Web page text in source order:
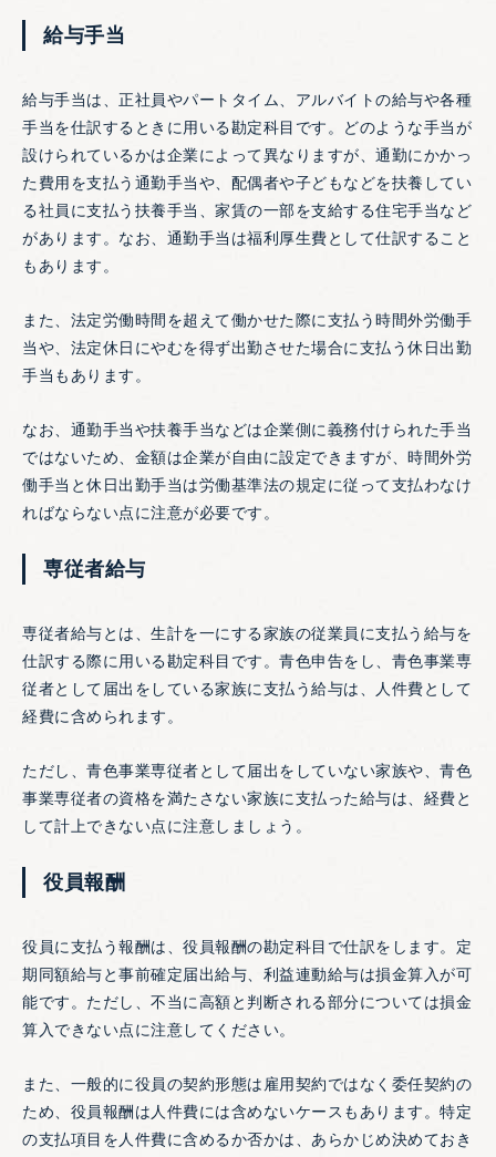
給与手当
給与手当は、正社員やパートタイム、アルバイトの給与や各種
手当を仕訳するときに用いる勘定科目です。どのような手当が
設けられているかは企業によって異なりますが、通勤にかかっ
た費用を支払う通勤手当や、配偶者や子どもなどを扶養してい
る社員に支払う扶養手当、家賃の一部を支給する住宅手当など
があります。なお、通勤手当は福利厚生費として仕訳すること
もあります。
また、法定労働時間を超えて働かせた際に支払う時間外労働手
当や、法定休日にやむを得ず出勤させた場合に支払う休日出勤
手当もあります。
なお、通勤手当や扶養手当などは企業側に義務付けられた手当
ではないため、金額は企業が自由に設定できますが、時間外労
働手当と休日出勤手当は労働基準法の規定に従って支払わなけ
ればならない点に注意が必要です。
専従者給与
専従者給与とは、生計を一にする家族の従業員に支払う給与を
仕訳する際に用いる勘定科目です。青色申告をし、青色事業専
従者として届出をしている家族に支払う給与は、人件費として
経費に含められます。
ただし、青色事業専従者として届出をしていない家族や、青色
事業専従者の資格を満たさない家族に支払った給与は、経費と
して計上できない点に注意しましょう。
役員報酬
役員に支払う報酬は、役員報酬の勘定科目で仕訳をします。定
期同額給与と事前確定届出給与、利益連動給与は損金算入が可
能です。ただし、不当に高額と判断される部分については損金
算入できない点に注意してください。
また、一般的に役員の契約形態は雇用契約ではなく委任契約の
ため、役員報酬は人件費には含めないケースもあります。特定
の支払項目を人件費に含めるか否かは、あらかじめ決めておき